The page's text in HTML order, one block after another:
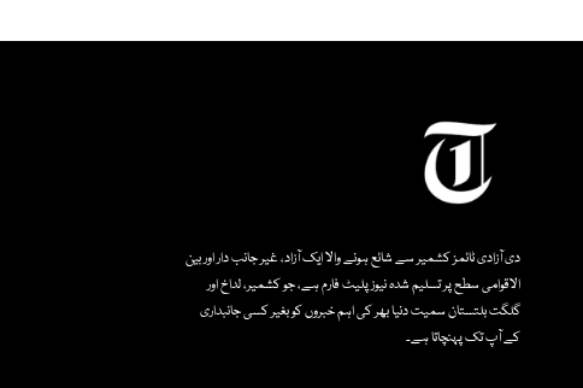
دی آزادی ٹائمز کشمیر سے شائع ہونے والا ایک آزاد، غیر جانب دار اور بین
الاقوامی سطح پر تسلیم شدہ نیوز پلیٹ فارم ہے، جو کشمیر، لداخ اور
گلگت بلتستان سمیت دنیا بھر کی اہم خبروں کو بغیر کسی جانبداری
کے آپ تک پہنچاتا ہے۔